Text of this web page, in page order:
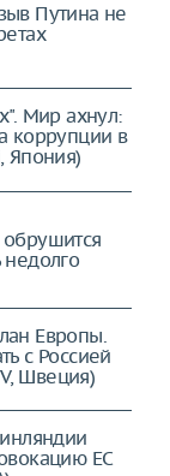
Путина не
Мир ахнул:
коррупции в
Япония)
Европы.
с Россией
Швеция)
ЕС